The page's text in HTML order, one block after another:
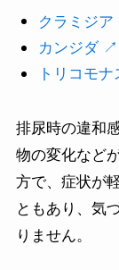
クラミジ
カンジダ ↗︎
トリコモ
排尿時の違和
物の変化など
方で、症状が
ともあり、気
りません。